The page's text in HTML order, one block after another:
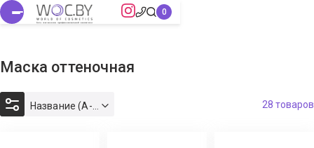
Маска оттеночная
28 товаров